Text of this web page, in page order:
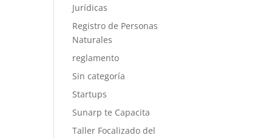
Jurídicas
Registro de Personas
Naturales
reglamento
Sin categoría
Startups
Sunarp te Capacita
Taller Focalizado del